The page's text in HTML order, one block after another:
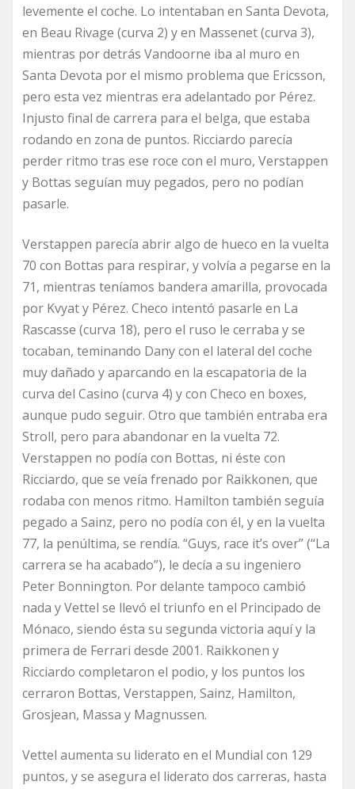
levemente el coche. Lo intentaban en Santa Devota,
en Beau Rivage (curva 2) y en Massenet (curva 3),
mientras por detrás Vandoorne iba al muro en
Santa Devota por el mismo problema que Ericsson,
pero esta vez mientras era adelantado por Pérez.
Injusto final de carrera para el belga, que estaba
rodando en zona de puntos. Ricciardo parecía
perder ritmo tras ese roce con el muro, Verstappen
y Bottas seguían muy pegados, pero no podían
pasarle.
Verstappen parecía abrir algo de hueco en la vuelta
70 con Bottas para respirar, y volvía a pegarse en la
71, mientras teníamos bandera amarilla, provocada
por Kvyat y Pérez. Checo intentó pasarle en La
Rascasse (curva 18), pero el ruso le cerraba y se
tocaban, teminando Dany con el lateral del coche
muy dañado y aparcando en la escapatoria de la
curva del Casino (curva 4) y con Checo en boxes,
aunque pudo seguir. Otro que también entraba era
Stroll, pero para abandonar en la vuelta 72.
Verstappen no podía con Bottas, ni éste con
Ricciardo, que se veía frenado por Raikkonen, que
rodaba con menos ritmo. Hamilton también seguía
pegado a Sainz, pero no podía con él, y en la vuelta
77, la penúltima, se rendía. “Guys, race it’s over” (“La
carrera se ha acabado”), le decía a su ingeniero
Peter Bonnington. Por delante tampoco cambió
nada y Vettel se llevó el triunfo en el Principado de
Mónaco, siendo ésta su segunda victoria aquí y la
primera de Ferrari desde 2001. Raikkonen y
Ricciardo completaron el podio, y los puntos los
cerraron Bottas, Verstappen, Sainz, Hamilton,
Grosjean, Massa y Magnussen.
Vettel aumenta su liderato en el Mundial con 129
puntos, y se asegura el liderato dos carreras, hasta